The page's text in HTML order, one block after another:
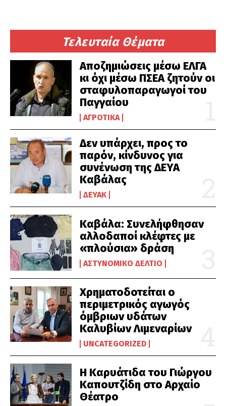
Τελευταία Θέματα
Αποζημιώσεις μέσω ΕΛΓΑ
κι όχι μέσω ΠΣΕΑ ζητούν οι
σταφυλοπαραγωγοί του
Παγγαίου
ΑΓΡΟΤΙΚΆ
Δεν υπάρχει, προς το
παρόν, κίνδυνος για
συνένωση της ΔΕΥΑ
Καβάλας
ΔΕΥΑΚ
Καβάλα: Συνελήφθησαν
αλλοδαποί κλέφτες με
«πλούσια» δράση
ΑΣΤΥΝΟΜΙΚΌ ΔΕΛΤΊΟ
Χρηματοδοτείται ο
περιμετρικός αγωγός
όμβριων υδάτων
Καλυβίων Λιμεναρίων
UNCATEGORIZED
Η Καρυάτιδα του Γιώργου
Καπουτζίδη στο Αρχαίο
Θέατρο